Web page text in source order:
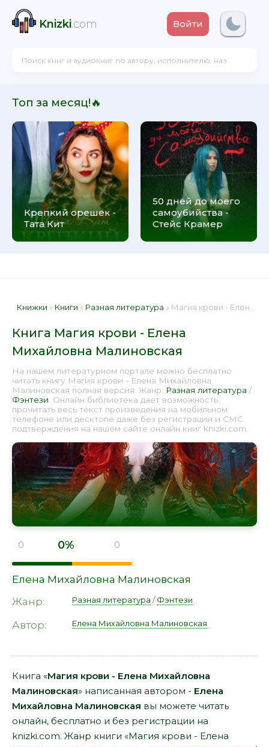
Knizki.com Войти
Топ за месяц!🔥
Крепкий орешек -
Тата Кит
50 дней до моего
самоубийства -
Стейс Крамер
Книжки » Книги » Разная литература » Магия крови - Елена Михайловна Малиновская 📕 - Книга онлайн бесплатно
Книга Магия крови - Елена
Михайловна Малиновская
На нашем литературном портале можно бесплатно
читать книгу Магия крови - Елена Михайловна
Малиновская полная версия. Жанр: Разная литература /
Фэнтези . Онлайн библиотека дает возможность
прочитать весь текст произведения на мобильном
телефоне или десктопе даже без регистрации и СМС
подтверждения на нашем сайте онлайн книг knizki.com.
0 0% 0
Елена Михайловна Малиновская
Жанр:
Разная литература /Фэнтези
Автор: Елена Михайловна Малиновская
Книга «Магия крови - Елена Михайловна
Малиновская» написанная автором - Елена
Михайловна Малиновская вы можете читать
онлайн, бесплатно и без регистрации на
knizki.com. Жанр книги «Магия крови - Елена